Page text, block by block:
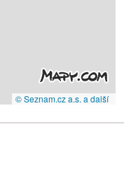
© Seznam.cz a.s. a další